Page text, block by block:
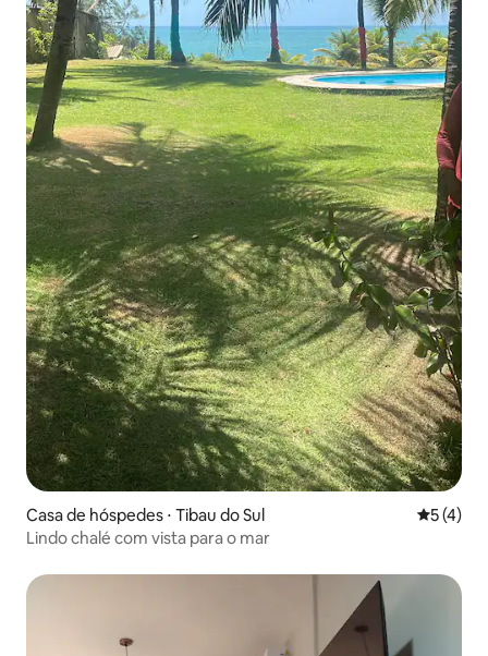
Casa de hóspedes ⋅ Tibau do Sul 5 de
5 (4)
Lindo chalé com vista para o mar